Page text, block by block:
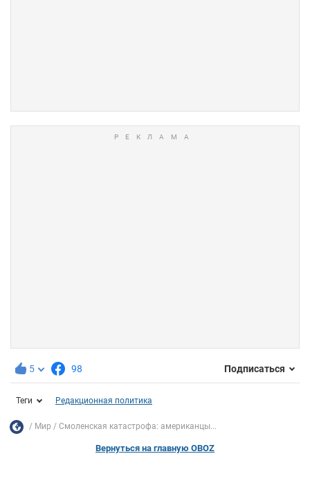
5 98 Подписаться
Теги Редакционная политика
Мир Смоленская катастрофа: американцы...
Вернуться на главную OBOZ